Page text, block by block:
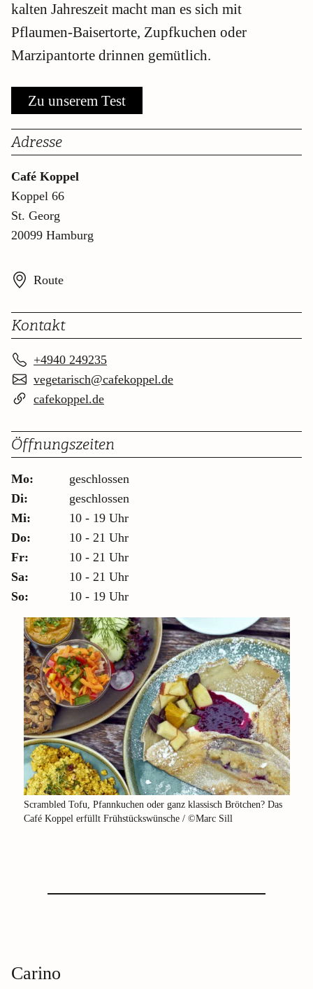
kalten Jahreszeit macht man es sich mit
Pflaumen-Baisertorte, Zupfkuchen oder
Marzipantorte drinnen gemütlich.
Zu unserem Test
Adresse
Café Koppel
Koppel 66
St. Georg
20099 Hamburg
Route
Kontakt
+4940 249235
vegetarisch@cafekoppel.de
cafekoppel.de
Öffnungszeiten
Mo:
geschlossen
Di:
geschlossen
Mi:
10 - 19 Uhr
Do:
10 - 21 Uhr
Fr:
10 - 21 Uhr
Sa:
10 - 21 Uhr
So:
10 - 19 Uhr
Scrambled Tofu, Pfannkuchen oder ganz klassisch Brötchen? Das
Café Koppel erfüllt Frühstückswünsche / ©Marc Sill
Carino